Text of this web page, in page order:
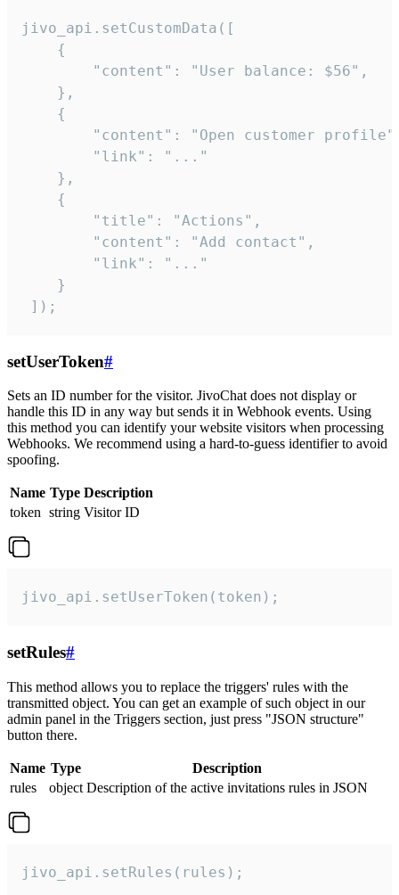
jivo_api.setCustomData([
    {
        "content": "User balance: $56",
    },
    {
"content": "Open customer
        "link": "..."
    },
    {
        "title": "Actions",
        "content": "Add contact",
        "link": "..."
    }
]);
setUserToken#
Sets an ID number for the visitor. JivoChat does not display or
handle this ID in any way but sends it in Webhook events. Using
this method you can identify your website visitors when processing
Webhooks. We recommend using a hard-to-guess identifier to avoid
spoofing.
Name Type Description
token string Visitor ID
jivo_api.setUserToken(token);
setRules#
This method allows you to replace the triggers' rules with the
transmitted object. You can get an example of such object in our
admin panel in the Triggers section, just press "JSON structure"
button there.
Name Type
Description
rules
object Description of the active invitations rules in JSON
jivo_api.setRules(rules);